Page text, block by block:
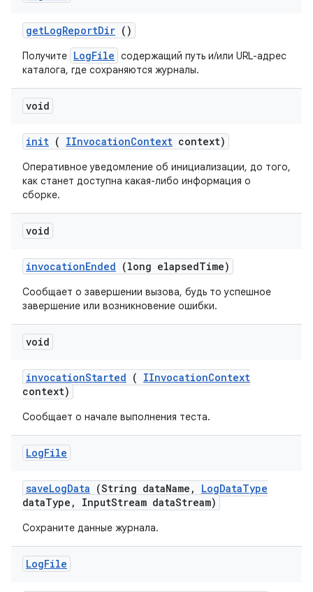
getLogReportDir ()
Получите LogFile содержащий путь и/или URL-адрес
каталога, где сохраняются журналы.
void
init ( IInvocationContext context)
Оперативное уведомление об инициализации, до того,
как станет доступна какая-либо информация о
сборке.
void
invocationEnded (long elapsedTime)
Сообщает о завершении вызова, будь то успешное
завершение или возникновение ошибки.
void
invocationStarted ( IInvocationContext
context)
Сообщает о начале выполнения теста.
LogFile
saveLogData (String dataName , LogDataType
dataType , InputStream dataStream)
Сохраните данные журнала.
LogFile